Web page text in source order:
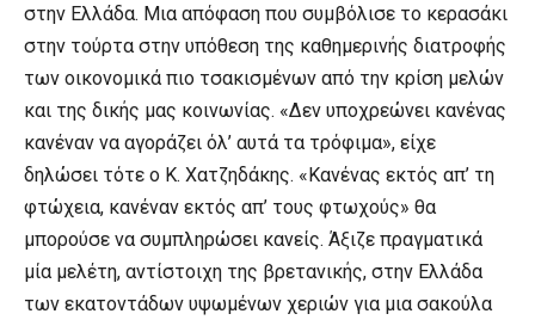
στην Ελλάδα. Μια απόφαση που συμβόλισε το κερασάκι
στην τούρτα στην υπόθεση της καθημερινής διατροφής
των οικονομικά πιο τσακισμένων από την κρίση μελών
και της δικής μας κοινωνίας. «Δεν υποχρεώνει κανένας
κανέναν να αγοράζει όλ’ αυτά τα τρόφιμα», είχε
δηλώσει τότε ο Κ. Χατζηδάκης. «Kανένας εκτός απ’ τη
φτώχεια, κανέναν εκτός απ’ τους φτωχούς» θα
μπορούσε να συμπληρώσει κανείς. Άξιζε πραγματικά
μία μελέτη, αντίστοιχη της βρετανικής, στην Ελλάδα
των εκατοντάδων υψωμένων χεριών για μια σακούλα